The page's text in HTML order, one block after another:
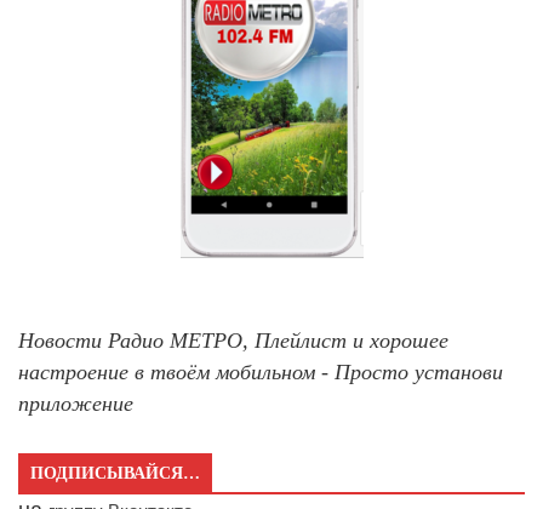
Новости Радио МЕТРО, Плейлист и хорошее
настроение в твоём мобильном - Просто установи
приложение
ПОДПИСЫВАЙСЯ…